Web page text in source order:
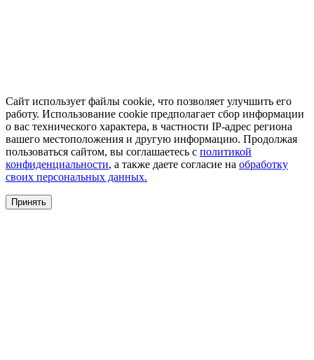
Сайт использует файлы cookie, что позволяет улучшить его
работу. Использование cookie предполагает сбор информации
о вас технического характера, в частности IP-адрес региона
вашего местоположения и другую информацию. Продолжая
пользоваться сайтом, вы соглашаетесь с политикой
конфиденциальности, а также даете согласие на обработку
своих персональных данных.
Принять